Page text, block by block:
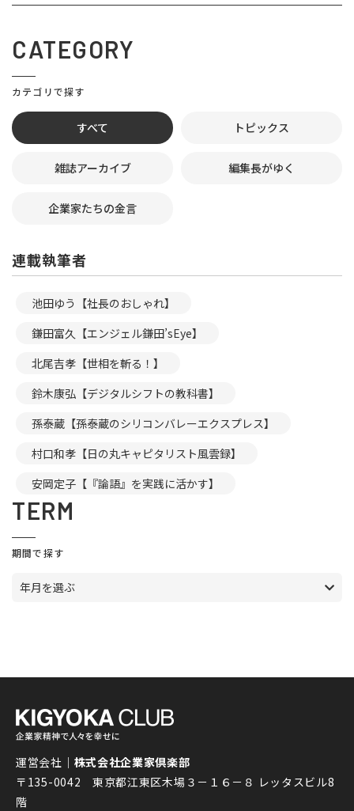
CATEGORY
カテゴリで探す
すべて トピックス
雑誌アーカイブ 編集長がゆく
企業家たちの金言
連載執筆者
池田ゆう【社長のおしゃれ】
鎌田富久【エンジェル鎌田’sEye】
北尾吉孝【世相を斬る！】
鈴木康弘【デジタルシフトの教科書】
孫泰蔵【孫泰蔵のシリコンバレーエクスプレス】
村口和孝【日の丸キャピタリスト風雲録】
安岡定子【『論語』を実践に活かす】
TERM
期間で探す
年月を選ぶ
運営会社｜ 株式会社企業家倶楽部
〒135-0042 東京都江東区木場３－１６－８ レッタスビル8
階